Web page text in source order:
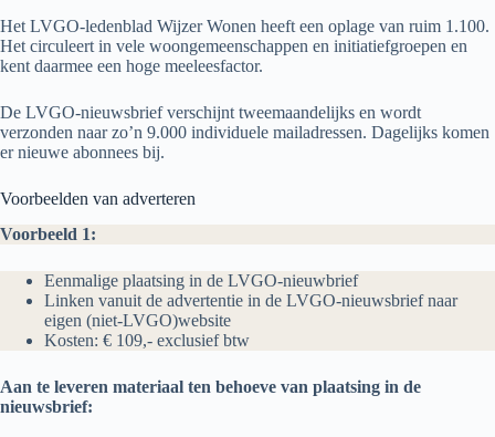
Het LVGO-ledenblad Wijzer Wonen heeft een oplage van ruim 1.100.
Het circuleert in vele woongemeenschappen en initiatiefgroepen en
kent daarmee een hoge meeleesfactor.
De LVGO-nieuwsbrief verschijnt tweemaandelijks en wordt
verzonden naar zo’n 9.000 individuele mailadressen. Dagelijks komen
er nieuwe abonnees bij.
Voorbeelden van adverteren
Voorbeeld 1:
Eenmalige plaatsing in de LVGO-nieuwbrief
Linken vanuit de advertentie in de LVGO-nieuwsbrief naar
eigen (niet-LVGO)website
Kosten: € 109,- exclusief btw
Aan te leveren materiaal ten behoeve van plaatsing in de
nieuwsbrief: